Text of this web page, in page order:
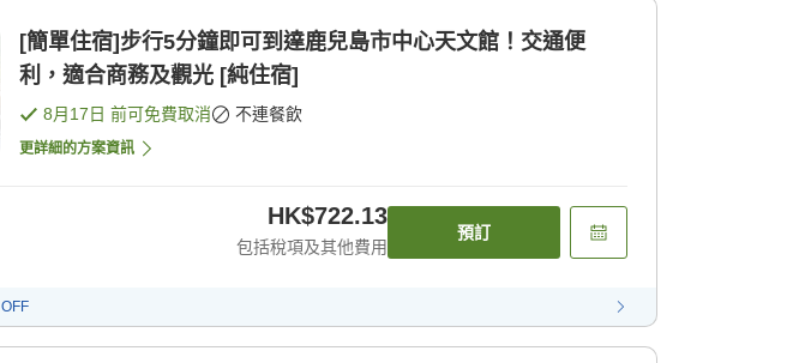
[簡單住宿]步行5分鐘即可到達鹿兒島市中心天文館！交通便
利，適合商務及觀光 [純住宿]
8月17日 前可免費取消 不連餐飲
更詳細的方案資訊
HK$722.13
包括稅項及其他費用
預訂
OFF